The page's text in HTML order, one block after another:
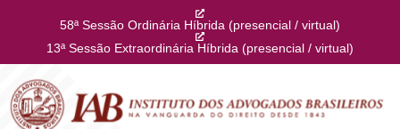
58ª Sessão Ordinária Híbrida (presencial / virtual)
13ª Sessão Extraordinária Híbrida (presencial / virtual)